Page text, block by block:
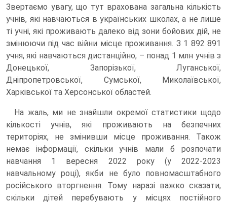
Звертаємо увагу, що тут врахована загальна кількість
учнів, які навчаються в українських школах, а не лише
ті учні, які проживають далеко від зони бойових дій, не
змінюючи під час війни місце проживання. З 1 892 891
учня, які навчаються дистанційно, – понад 1 млн учнів з
Донецької, Запорізької, Луганської,
Дніпропетровської, Сумської, Миколаївської,
Харківської та Херсонської областей.
На жаль, ми не знайшли окремої статистики щодо
кількості учнів, які проживають на безпечних
територіях, не змінивши місце проживання. Також
немає інформації, скільки учнів мали б розпочати
навчання 1 вересня 2022 року (у 2022-2023
навчальному році), якби не було повномасштабного
російського вторгнення. Тому наразі важко сказати,
скільки дітей перебувають у місцях постійного